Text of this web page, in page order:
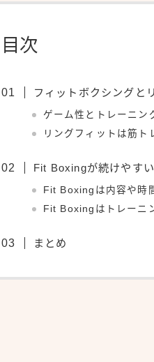
目次
フィットボクシングと
ゲーム性とトレーニン
リングフィットは筋
Fit Boxingが続けやす
Fit Boxingは内容や時
Fit Boxingはトレーニ
まとめ